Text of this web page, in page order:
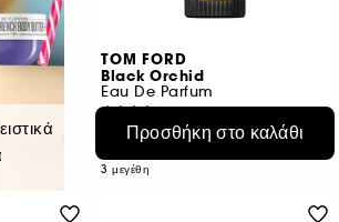
TOM FORD
Black Orchid
Eau De Parfum
1869
€ 99,95
3 μεγέθη
Προσθήκη στο καλάθι